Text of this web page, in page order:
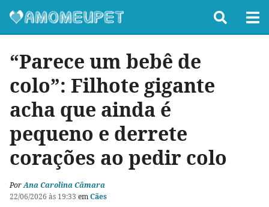
“Parece um bebê de
colo”: Filhote gigante
acha que ainda é
pequeno e derrete
corações ao pedir colo
PorAna Carolina Câmara
22/06/2026 às 19:33 emCães